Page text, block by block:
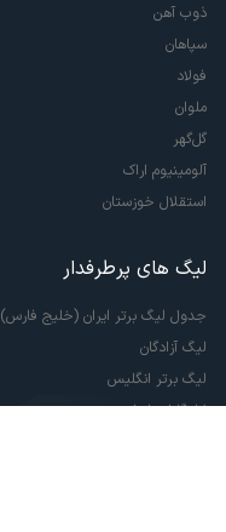
ذوب آهن
سپاهان
فولاد
ملوان
گل‌گهر
آلومینیوم اراک
استقلال خوزستان
لیگ های پرطرفدار
جدول لیگ برتر ایران (خلیج فارس)
لیگ آزادگان
لیگ برتر انگلیس
لالیگا اسپانیا